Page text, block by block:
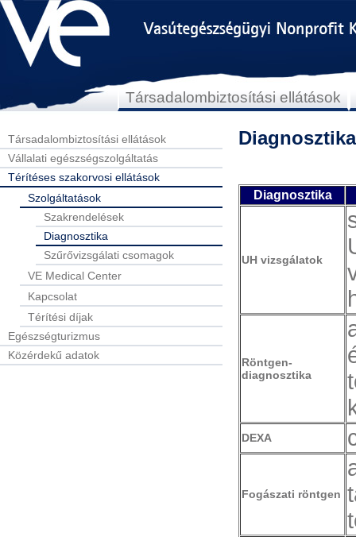
Társadalombiztosítási ellátások
Társadalombiztosítási ellátások
Vállalati egészségszolgáltatás
Térítéses szakorvosi ellátások
Szolgáltatások
Szakrendelések
Diagnosztika
Szűrővizsgálati csomagok
VE Medical Center
Kapcsolat
Térítési díjak
Egészségturizmus
Közérdekű adatok
Diagnosztika
Diagnosztika
UH vizsgálatok
Röntgen-
diagnosztika
DEXA
Fogászati röntgen